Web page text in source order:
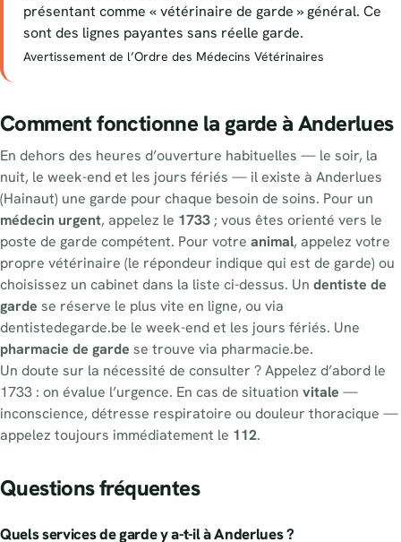
présentant comme « vétérinaire de garde » général. Ce
sont des lignes payantes sans réelle garde.
Avertissement de l’Ordre des Médecins Vétérinaires
Comment fonctionne la garde à Anderlues
En dehors des heures d’ouverture habituelles — le soir, la
nuit, le week-end et les jours fériés — il existe à Anderlues
(Hainaut) une garde pour chaque besoin de soins. Pour un
médecin urgent, appelez le 1733; vous êtes orienté vers le
poste de garde compétent. Pour votre animal, appelez votre
propre vétérinaire (le répondeur indique qui est de garde) ou
choisissez un cabinet dans la liste ci-dessus. Un dentiste de
garde se réserve le plus vite en ligne, ou via
dentistedegarde.be le week-end et les jours fériés. Une
pharmacie de garde se trouve via pharmacie.be.
Un doute sur la nécessité de consulter ? Appelez d’abord le
1733 : on évalue l’urgence. En cas de situation vitale —
inconscience, détresse respiratoire ou douleur thoracique —
appelez toujours immédiatement le 112.
Questions fréquentes
Quels services de garde y a-t-il à Anderlues ?